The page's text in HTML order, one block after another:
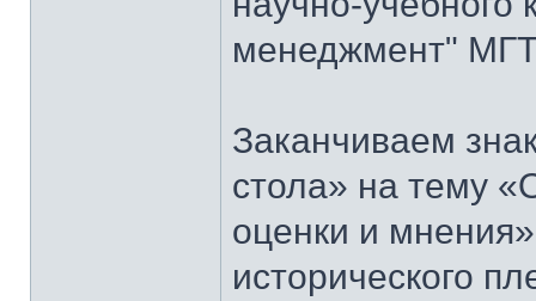
менеджмент"
Заканчиваем
стола» на тему
оценки и
исторического